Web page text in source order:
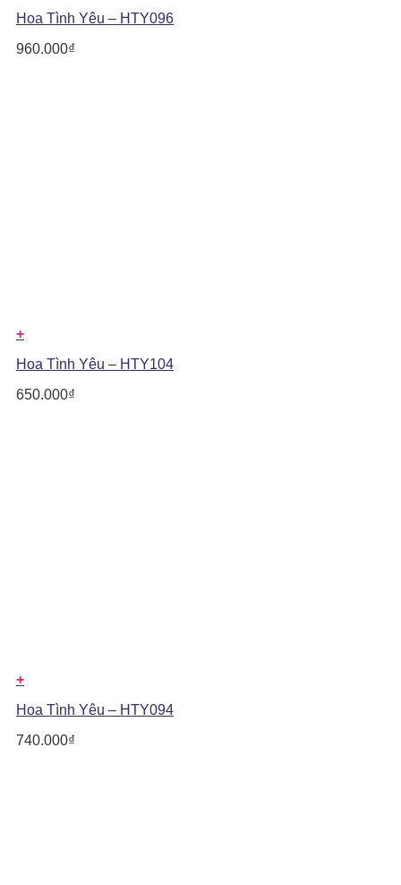
Hoa Tình Yêu – HTY096
960.000₫
+
Hoa Tình Yêu – HTY104
650.000₫
+
Hoa Tình Yêu – HTY094
740.000₫